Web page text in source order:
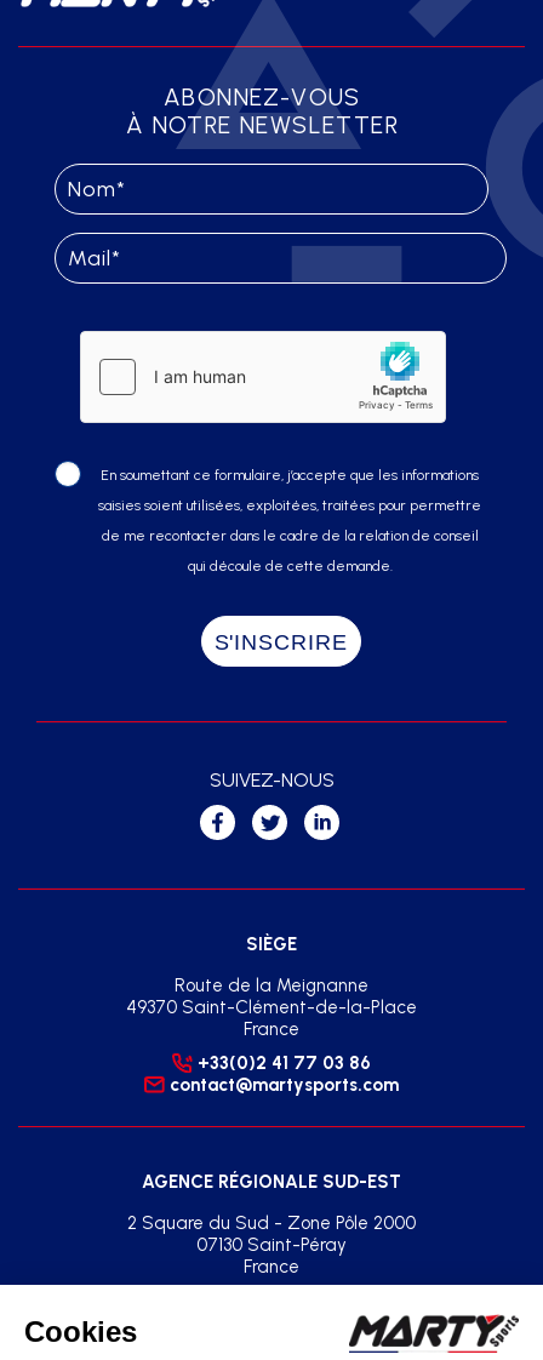
ABONNEZ-VOUS
À NOTRE NEWSLETTER
En soumettant ce formulaire, j’accepte que les informations
saisies soient utilisées, exploitées, traitées pour permettre
de me recontacter dans le cadre de la relation de conseil
qui découle de cette demande.
SIÈGE
Route de la Meignanne
49370 Saint-Clément-de-la-Place
France
+33(0)2 41 77 03 86
contact@martysports.com
AGENCE RÉGIONALE SUD-EST
2 Square du Sud - Zone Pôle 2000
07130 Saint-Péray
France
agence.sud.est@martysports.com
SUIVEZ-NOUS